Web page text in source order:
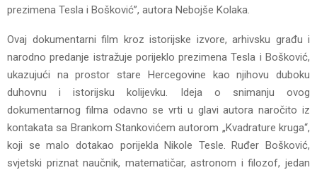
prezimena Tesla i Bošković”, autora Nebojše Kolaka.
Ovaj dokumentarni film kroz istorijske izvore, arhivsku građu i
narodno predanje istražuje porijeklo prezimena Tesla i Bošković,
ukazujući na prostor stare Hercegovine kao njihovu duboku
duhovnu i istorijsku kolijevku. Ideja o snimanju ovog
dokumentarnog filma odavno se vrti u glavi autora naročito iz
kontakata sa Brankom Stankovićem autorom „Kvadrature kruga“,
koji se malo dotakao porijekla Nikole Tesle. Ruđer Bošković,
svjetski priznat naučnik, matematičar, astronom i filozof, jedan